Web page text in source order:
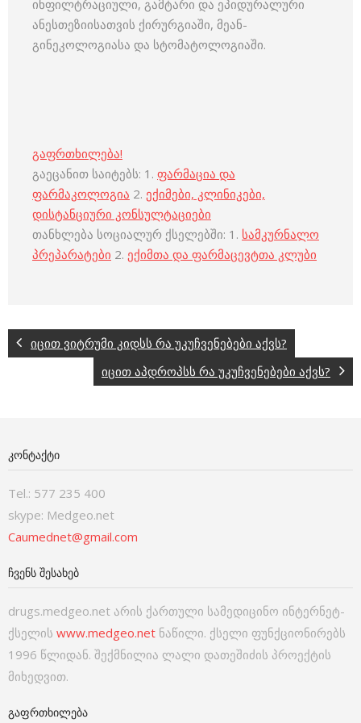
ინფილტრაციული, გამტარი და ეპიდურალური
ანესთეზიისათვის ქირურგიაში, მეან-
გინეკოლოგიასა და სტომატოლოგიაში.
გაფრთხილება!
გაეცანით საიტებს: 1. ფარმაცია და
ფარმაკოლოგია 2. ექიმები, კლინიკები,
დისტანციური კონსულტაციები
თანხლება სოციალურ ქსელებში: 1. სამკურნალო
პრეპარატები 2. ექიმთა და ფარმაცევტთა კლუბი
იცით ვიტრუმი კიდსს რა უკუჩვენებები აქვს?
იცით აპდროპსს რა უკუჩვენებები აქვს?
ᲙᲝᲜᲢᲐᲥᲢᲘ
Tel.: 577 235 400
skype: Medgeo.net
Caumednet@gmail.com
ᲩᲕᲔᲜᲡ ᲨᲔᲡᲐᲮᲔᲑ
drugs.medgeo.net არის ქართული სამედიცინო ინტერნეტ-
ქსელის www.medgeo.net ნაწილი. ქსელი ფუნქციონირებს
1996 წლიდან. შექმნილია ლალი დათეშიძის პროექტის
მიხედვით.
ᲒᲐᲤᲠᲗᲮᲘᲚᲔᲑᲐ